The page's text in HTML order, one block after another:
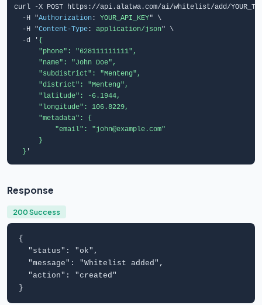
curl -X POST https://api.alatwa.com/ai/whitelist/add/
  -H "
Authorization : YOUR_API_KEY" \
  -H "
Content-Type : application/json" \
  -d '
{
      "phone": "628111111111",
      "name": "John Doe",
      "subdistrict": "Menteng",
      "district": "Menteng",
      "latitude": -6.1944,
      "longitude": 106.8229,
      "metadata": {
          "email": "
john@example.com"
      }
  }
'
Response
200 Success
{
  "
status": "ok",
  "
message": "Whitelist added",
  "
action": "created"
}